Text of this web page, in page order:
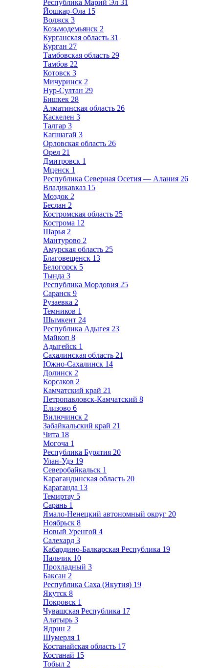
Республика Марий Эл 31
Йошкар-Ола 15
Волжск 3
Козьмодемьянск 2
Курганская область 31
Курган 27
Тамбовская область 29
Тамбов 22
Котовск 3
Мичуринск 2
Нур-Султан 29
Бишкек 28
Алматинская область 26
Каскелен 3
Талгар 3
Капшагай 3
Орловская область 26
Орел 21
Дмитровск 1
Мценск 1
Республика Северная Осетия — Алания 26
Владикавказ 15
Моздок 2
Беслан 2
Костромская область 25
Кострома 12
Шарья 2
Мантурово 2
Амурская область 25
Благовещенск 13
Белогорск 5
Тында 3
Республика Мордовия 25
Саранск 9
Рузаевка 2
Темников 1
Шымкент 24
Республика Адыгея 23
Майкоп 8
Адыгейск 1
Сахалинская область 21
Южно-Сахалинск 14
Долинск 2
Корсаков 2
Камчатский край 21
Петропавловск-Камчатский 8
Елизово 6
Вилючинск 2
Забайкальский край 21
Чита 18
Могоча 1
Республика Бурятия 20
Улан-Удэ 19
Северобайкальск 1
Карагандинская область 20
Караганда 13
Темиртау 5
Сарань 1
Ямало-Ненецкий автономный округ 20
Ноябрьск 8
Новый Уренгой 4
Салехард 3
Кабардино-Балкарская Республика 19
Нальчик 10
Прохладный 3
Баксан 2
Республика Саха (Якутия) 19
Якутск 8
Покровск 1
Чувашская Республика 17
Алатырь 3
Ядрин 2
Шумерля 1
Костанайская область 17
Костанай 15
Тобыл 2